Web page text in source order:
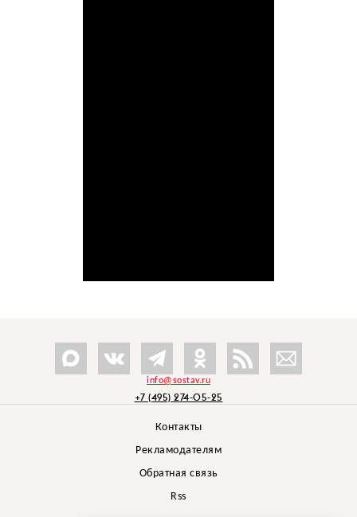
info@sostav.ru
+7 (495) 274-05-25
Контакты
Рекламодателям
Обратная связь
Rss